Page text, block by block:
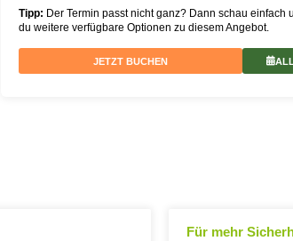
Tipp: Der Termin passt nicht ganz? Dann schau einfach
du weitere verfügbare Optionen zu diesem Angebot.
JETZT BUCHEN
Für mehr